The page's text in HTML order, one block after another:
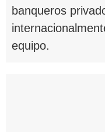
banqueros
equipo.